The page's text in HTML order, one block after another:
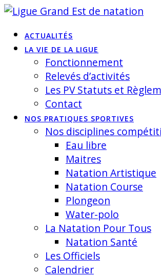
Skip
contentACTUALITÉS
LA VIE DE LA LIGUE
Fonctionnement
Relevés d’activités
Les PV Statuts et
Contact
NOS PRATIQUES SPORTIVES
Nos disciplines
Eau libre
Maitres
Natation Artistique
Natation Course
Plongeon
Water-polo
La Natation Pour Tous
Natation Santé
Les Officiels
Calendrier